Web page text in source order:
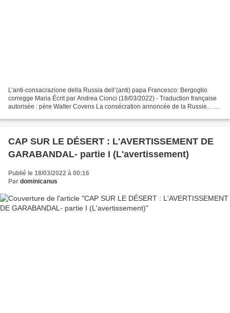
L’anti-consacrazione della Russia dell’(anti) papa Francesco: Bergoglio
corregge Maria Écrit par Andrea Cionci (18/03/2022) - Traduction française
autorisée : père Walter Covens La consécration annoncée de la Russie... et
CAP SUR LE DÉSERT : L'AVERTISSEMENT DE
GARABANDAL- partie I (L'avertissement)
Publié le 18/03/2022 à 00:16
Par dominicanus